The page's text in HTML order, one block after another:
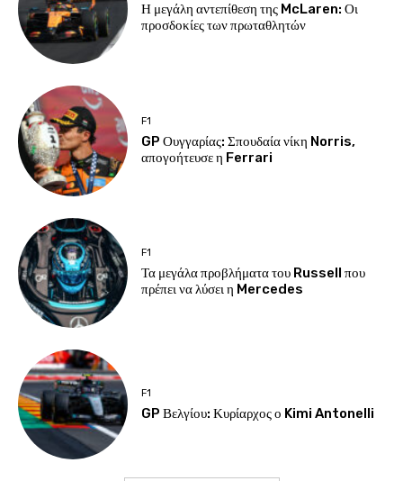
Η μεγάλη αντεπίθεση της McLaren: Οι
προσδοκίες των πρωταθλητών
F1
GP Ουγγαρίας: Σπουδαία νίκη Norris,
απογοήτευσε η Ferrari
F1
Τα μεγάλα προβλήματα του Russell που
πρέπει να λύσει η Mercedes
F1
GP Βελγίου: Κυρίαρχος ο Kimi Antonelli